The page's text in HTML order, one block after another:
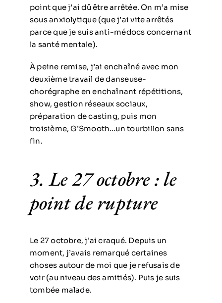
point que j’ai dû être arrêtée. On m’a mise
sous anxiolytique (que j’ai vite arrêtés
parce que je suis anti-médocs concernant
la santé mentale).
À peine remise, j’ai enchaîné avec mon
deuxième travail de danseuse-
chorégraphe en enchaînant répétitions,
show, gestion réseaux sociaux,
préparation de casting, puis mon
troisième, G’Smooth…un tourbillon sans
fin.
3. Le 27 octobre : le
point de rupture
Le 27 octobre, j’ai craqué. Depuis un
moment, j’avais remarqué certaines
choses autour de moi que je refusais de
voir (au niveau des amitiés). Puis je suis
tombée malade.